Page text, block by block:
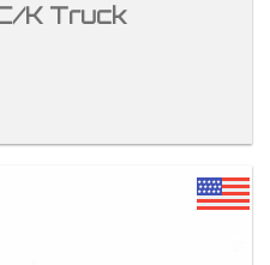
K Truck